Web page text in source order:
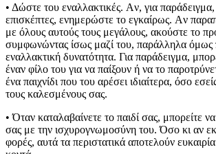
• Δώστε του εναλλακτικές. Aν, για παράδειγμα,
επισκέπτες, ενημερώστε το εγκαίρως. Aν
με όλους αυτούς τους μεγάλους, ακούστε το
συμφωνώντας ίσως μαζί του, παράλληλα όμως
εναλλακτική δυνατότητα. Για παράδειγμα,
έναν φίλο του για να παίξουν ή να το
ένα παιχνίδι που του αρέσει ιδιαίτερα, όσο
τους καλεσμένους σας.
• Όταν καταλαβαίνετε το παιδί σας, μπορείτε
σας με την ισχυρογνωμοσύνη του. Όσο κι αν
φορές, αυτά τα περιστατικά αποτελούν